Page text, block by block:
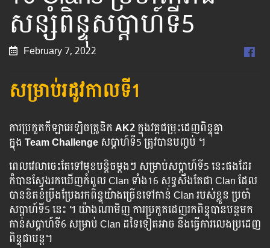
សន្សំពិន្ទុសប្ដាហ៍ទី5
February 7, 2022
សម្រាប់រដូវកាលទី1
ការប្រកួតកីឡាអេឡិចត្រូនិកAK2ក្នុងវគ្គជម្រុះដេញពិន្ទុគ្នា
ក្នុង Team Challenge សប្ដាហ៍ទី5 ត្រូវបានបញ្ចប់ ។
ពេលវេលាចេះតែទៅមុខបន្តិចម្ដងៗ សម្រាប់សប្ដាហ៍ទី5 នេះផងដែរ
ក៏បានស្វែងរកឃើញកំពូល Clan ទាំង16 សុទ្ធសឹងតែជា Clan ដែល
បានខិតខំប្រឹងប្រែងរកពិន្ទុយ៉ាងច្រើនទៅកាន់ Clan របស់ខ្លួន ប្រចាំ
សប្ដាហ៍ទី5 នេះ ។ យ៉ាងណាមិញ ការប្រកួតដេញរកពិន្ទុបានបន្តមក
កាន់សប្តាហ៍ទី6 សម្រាប់ Clan ដទៃទៀតអាច នឹងធ្វើការលេងប្រដេញ
ពិន្ទុជាបន្ត។